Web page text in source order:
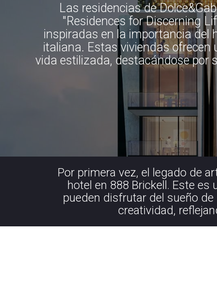
Las residencias de
"Residences for Discerning
inspiradas en la importancia del
italiana. Estas viviendas ofrecen
vida estilizada, destacándose por
Por primera vez, el legado de
hotel en 888 Brickell. Este
pueden disfrutar del sueño
creatividad,